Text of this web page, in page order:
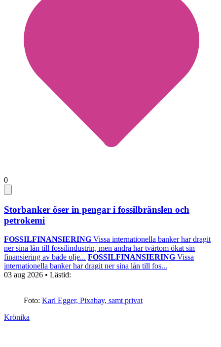
0
Storbanker öser in pengar i fossilbränslen och
petrokemi
FOSSILFINANSIERING Vissa internationella banker har dragit
ner sina lån till fossilindustrin, men andra har tvärtom ökat sin
finansiering av både olje... FOSSILFINANSIERING Vissa
internationella banker har dragit ner sina lån till fos...
03 aug 2026 • Lästid:
Foto: Karl Egger, Pixabay, samt privat
Krönika